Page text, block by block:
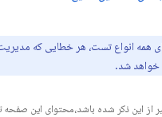
همه انواع تست، هر خطایی که
شد.
از این ذکر شده باشد،‌محتوای این